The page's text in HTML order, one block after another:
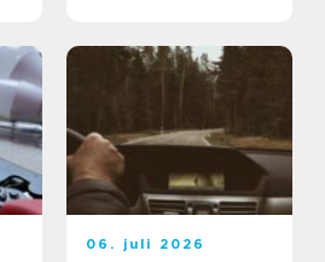
06. juli 2026